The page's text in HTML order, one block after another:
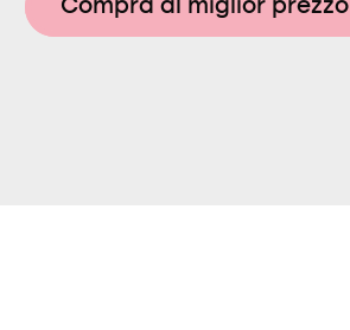
Compra al miglior prezzo